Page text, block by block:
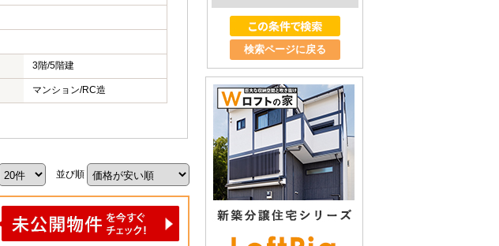
3階/5階建
マンション/RC造
並び順
検索ページに戻る